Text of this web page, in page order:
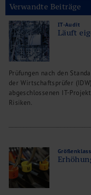
Verwandte Beiträge
IT-Audit
Läuft
Prüfungen nach den
der Wirtschaftsprüfer
abgeschlossenen IT-
Risiken.